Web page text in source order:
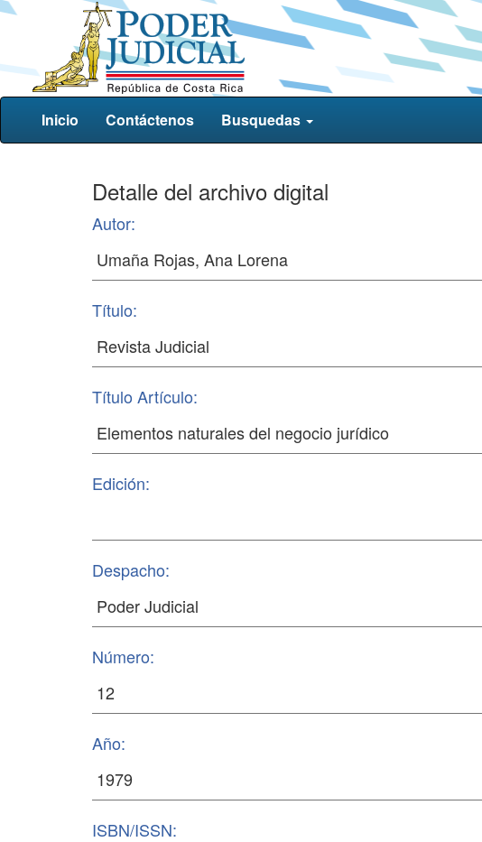
Inicio Contáctenos Busquedas
Detalle del archivo digital
Autor:
Título:
Título Artículo:
Edición:
Despacho:
Número:
Año:
ISBN/ISSN: